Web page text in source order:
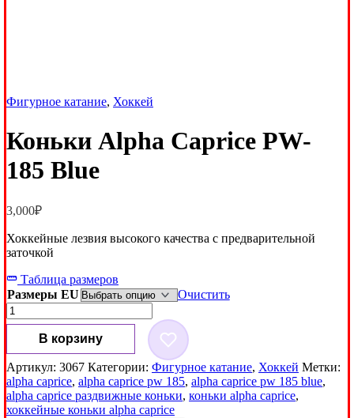
Фигурное катание, Хоккей
Коньки Alpha Caprice PW-
185 Blue
3,000₽
Хоккейные лезвия высокого качества с предварительной
заточкой
Таблица размеров
Размеры EU
Очистить
Количество
товара
Коньки
Alpha
Caprice
PW-
185
Blue
В корзину
Артикул: 3067 Категории: Фигурное катание, Хоккей Метки:
alpha caprice, alpha caprice pw 185, alpha caprice pw 185 blue,
alpha caprice раздвижные коньки, коньки alpha caprice,
хоккейные коньки alpha caprice